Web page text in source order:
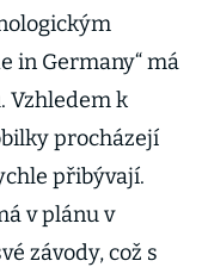
in Germany“ má
Vzhledem k
procházejí
přibývají.
v plánu v
závody, což s